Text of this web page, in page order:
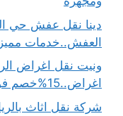
العفش..خدمات
ونيت نقل اغراض
اغراض..15%خصم فوري
شركة نقل اثاث